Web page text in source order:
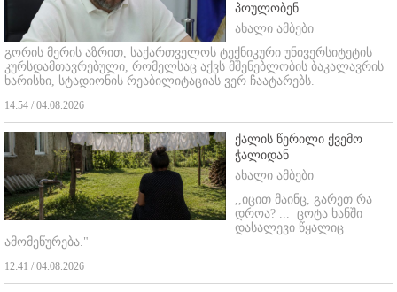
პოულობენ
ახალი ამბები
გორის მერის აზრით, საქართველოს ტექნიკური უნივერსიტეტის
კურსდამთავრებული, რომელსაც აქვს მშენებლობის ბაკალავრის
ხარისხი, სტადიონის რეაბილიტაციას ვერ ჩაატარებს.
14:54 / 04.08.2026
ქალის წერილი ქვემო
ჭალიდან
ახალი ამბები
,,იცით მაინც, გარეთ რა
დროა? ... ცოტა ხანში
დასალევი წყალიც
ამომეწურება."
12:41 / 04.08.2026